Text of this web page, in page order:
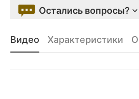
Остались вопросы?
Видео Характеристики